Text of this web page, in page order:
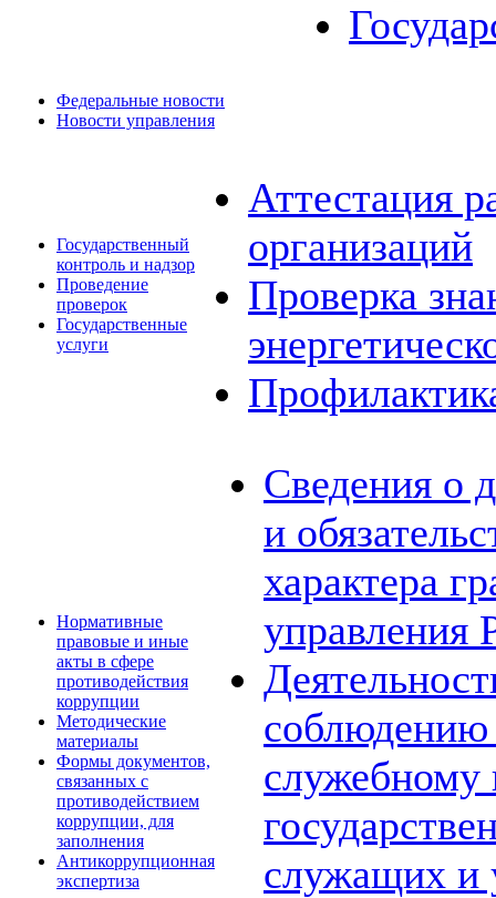
Федеральные новости
Новости управления
Государственный
контроль и надзор
Проведение
проверок
Государственные
услуги
Аттестация
организаций
Проверка
Нормативные
правовые и иные
акты в сфере
противодействия
коррупции
Методические
материалы
Формы документов,
связанных с
противодействием
коррупции, для
заполнения
Антикоррупционная
экспертиза
Сведения о
и
характера
управления
соблюдению
служебному
служащих и